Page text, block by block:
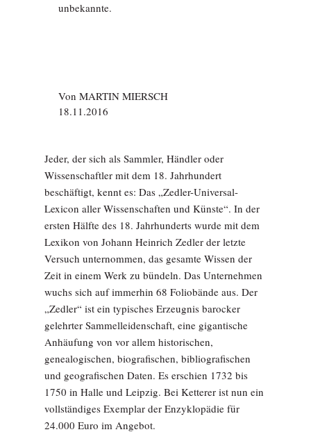
unbekannte.
Von MARTIN MIERSCH
18.11.2016
Jeder, der sich als Sammler, Händler oder
Wissenschaftler mit dem 18. Jahrhundert
beschäftigt, kennt es: Das „Zedler-Universal-
Lexicon aller Wissenschaften und Künste“. In der
ersten Hälfte des 18. Jahrhunderts wurde mit dem
Lexikon von Johann Heinrich Zedler der letzte
Versuch unternommen, das gesamte Wissen der
Zeit in einem Werk zu bündeln. Das Unternehmen
wuchs sich auf immerhin 68 Foliobände aus. Der
„Zedler“ ist ein typisches Erzeugnis barocker
gelehrter Sammelleidenschaft, eine gigantische
Anhäufung von vor allem historischen,
genealogischen, biografischen, bibliografischen
und geografischen Daten. Es erschien 1732 bis
1750 in Halle und Leipzig. Bei Ketterer ist nun ein
vollständiges Exemplar der Enzyklopädie für
24.000 Euro im Angebot.